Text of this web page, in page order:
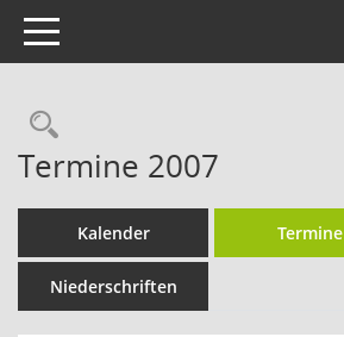
Toggle navigation
Rechercheauswahl
Termine 2007
Kalender Termine
Niederschriften